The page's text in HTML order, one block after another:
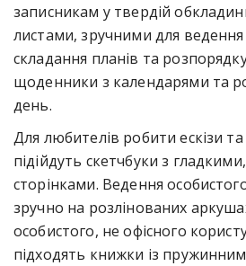
записникам у твердій
листами, зручними для ведення
складання планів та
щоденники з календарями та
день.
Для любителів робити ескізи
підійдуть скетчбуки з
сторінками. Ведення
зручно на розлінованих
особистого, не офісного
підходять книжки із